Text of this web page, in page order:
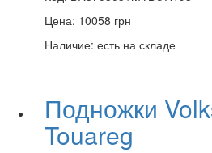
Цена: 10058 грн
Наличие: есть на складе
Подножки
Touareg